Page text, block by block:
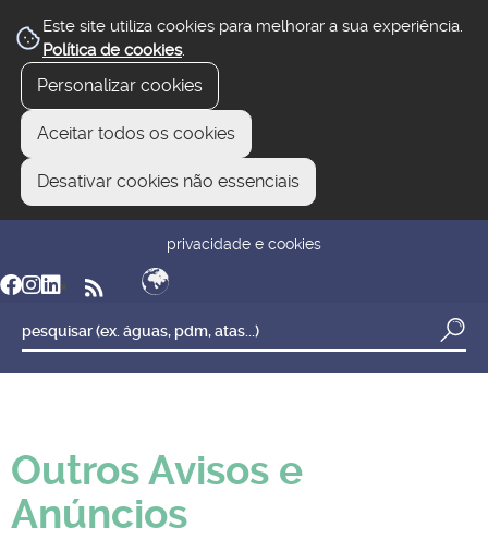
Este site utiliza cookies para melhorar a sua experiência.
Política de cookies.
Personalizar cookies
Aceitar todos os cookies
Desativar cookies não essenciais
privacidade e cookies
Outros Avisos e
Anúncios